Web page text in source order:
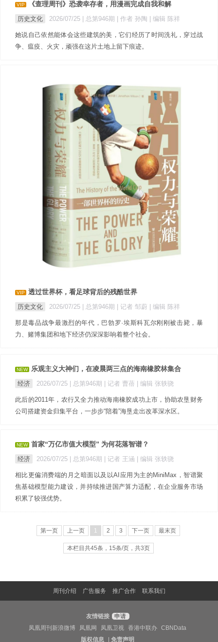
VIP 《查理周刊》恐袭幸存者，用漫画完成自我和解
历史文化 2026/07/25 | 总第946期 | 作者 孙陶 | 编辑 陈祥
她说自己依然能体会这些建筑的美，它们经历了时间洗礼，穿过战
争、瘟疫、火灾，顽强在这片土地上留下痕迹。
VIP 透过世界杯，看足球背后的残酷世界
历史文化 2026/07/25 | 总第946期 | 记者 邹蔚 | 编辑 陈祥
那是毒品战争最激烈的年代，巴勃罗·埃斯科瓦尔刚刚被击毙，暴
力、赌博集团和地下经济仍深深影响着整个社会。
NEW 乐观主义大神们，在凌晨两三点的海南橡胶林集合
经济 2026/07/25 | 总第946期 | 记者 曹蓓 | 编辑 张轶骁
此后的2011年，农行又全力推动海南橡胶成功上市，协助农垦财务
公司搭建资金归集平台，一步步“陪着”海垦走出改革深水区。
NEW 首家“万亿市值大模型” 为何花落智谱？
经济 2026/07/25 | 总第946期 | 记者 王涵 | 编辑 张轶骁
相比更偏消费端的月之暗面以及以AI应用为主的MiniMax，智谱聚
焦基础模型能力建设，并持续推进国产算力适配，在企业服务市场
积累了较强优势。
第一页 上一页 1 2 3 下一页 最末页
本栏目共45条，15条/页，共3页
周刊介绍 广告服务 推广合作 联系我们
友情链接
申请
凤凰周刊新浪微博
凤凰网 凤凰卫视 香港中联办
CBNData
版权信息
|免责声明